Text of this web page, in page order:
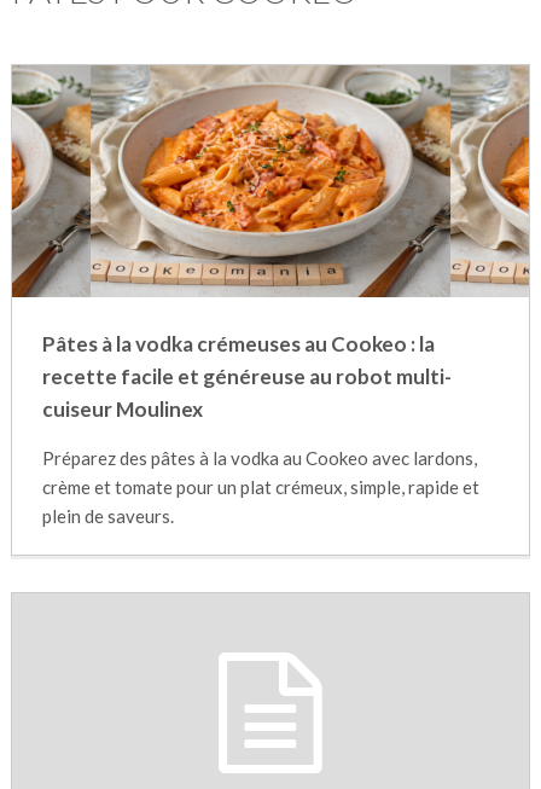
Pâtes à la vodka crémeuses au Cookeo : la
recette facile et généreuse au robot multi-
cuiseur Moulinex
Préparez des pâtes à la vodka au Cookeo avec lardons,
crème et tomate pour un plat crémeux, simple, rapide et
plein de saveurs.